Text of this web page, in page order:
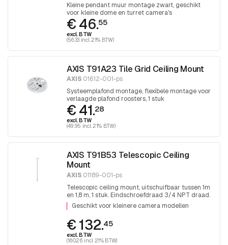
Kleine pendant muur montage zwart, geschikt
voor kleine dome en turret camera's
€ 46.55
excl. BTW
(56.33 incl. 21% BTW)
AXIS T91A23 Tile Grid Ceiling Mount
AXIS 01612-001-ps
Systeemplafond montage, flexibele montage voor
verlaagde plafond roosters, 1 stuk
€ 41.28
excl. BTW
(49.95 incl. 21% BTW)
AXIS T91B53 Telescopic Ceiling
Mount
AXIS 01189-001-ps
Telescopic ceiling mount, uitschuifbaar tussen 1m
en 1,8 m, 1 stuk. Eindschroefdraad 3/4 NPT draad.
Voor montage 1,5 NPT hulpstukken is adapter
T91A06 noodzakelijk.
Geschikt voor kleinere camera modellen
€ 132.45
excl. BTW
(160.26 incl. 21% BTW)